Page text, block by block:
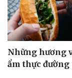
Những hương
ẩm thực